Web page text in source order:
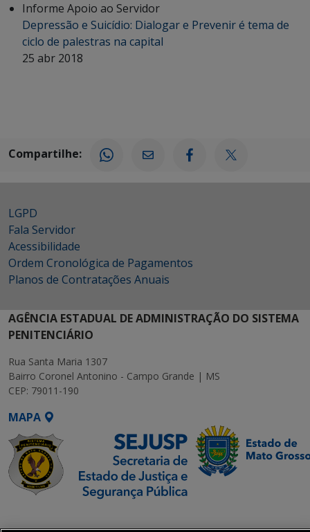
Informe Apoio ao Servidor
Depressão e Suicídio: Dialogar e Prevenir é tema de
ciclo de palestras na capital
25 abr 2018
Compartilhe:
LGPD
Fala Servidor
Acessibilidade
Ordem Cronológica de Pagamentos
Planos de Contratações Anuais
AGÊNCIA ESTADUAL DE ADMINISTRAÇÃO DO SISTEMA
PENITENCIÁRIO
Rua Santa Maria 1307
Bairro Coronel Antonino - Campo Grande | MS
CEP: 79011-190
MAPA